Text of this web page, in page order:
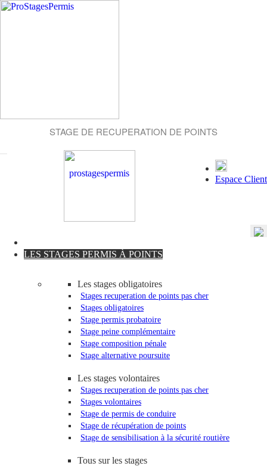
STAGE DE RECUPERATION DE POINTS
Espace Client
LES STAGES PERMIS À POINTS
Les stages obligatoires
Stages recuperation de points pas cher
Stages obligatoires
Stage permis probatoire
Stage peine complémentaire
Stage composition pénale
Stage alternative poursuite
Les stages volontaires
Stages recuperation de points pas cher
Stages volontaires
Stage de permis de conduire
Stage de récupération de points
Stage de sensibilisation à la sécurité routière
Tous sur les stages